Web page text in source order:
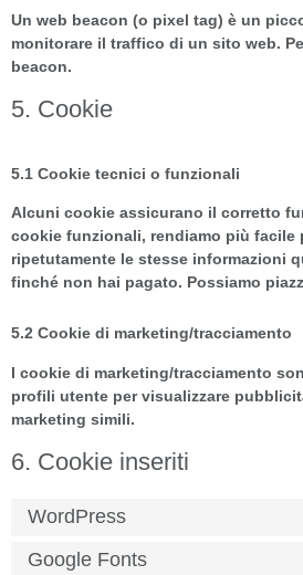
Un web beacon (o pixel tag) è un
monitorare il traffico di un sito web.
beacon.
5. Cookie
5.1 Cookie tecnici o funzionali
Alcuni cookie assicurano il corretto
cookie funzionali, rendiamo più
ripetutamente le stesse informazioni
finché non hai pagato. Possiamo
5.2 Cookie di marketing/tracciamento
I cookie di marketing/tracciamento
profili utente per visualizzare
marketing simili.
6. Cookie inseriti
WordPress
Google Fonts